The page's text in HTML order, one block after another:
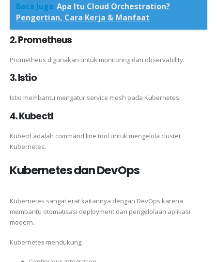
Baca Juga Apa Itu Cloud Orchestration?
Pengertian, Cara Kerja & Manfaat
2. Prometheus
Prometheus digunakan untuk monitoring dan observability.
3. Istio
Istio membantu mengatur service mesh pada Kubernetes.
4. Kubectl
Kubectl adalah command line tool untuk mengelola cluster
Kubernetes.
Kubernetes dan DevOps
Kubernetes sangat erat kaitannya dengan DevOps karena
membantu otomatisasi deployment dan pengelolaan aplikasi
modern.
Kubernetes mendukung: